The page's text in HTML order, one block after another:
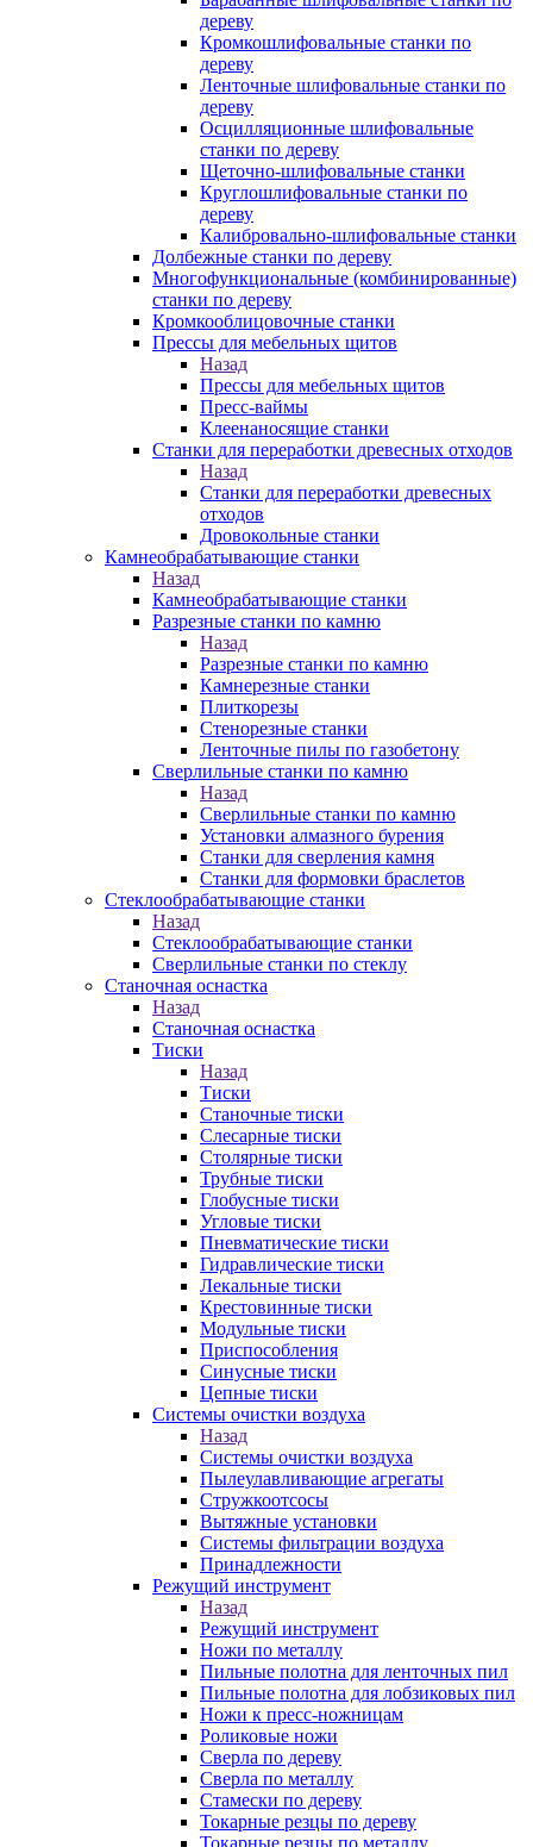
дереву
Кромкошлифовальные станки по
дереву
Ленточные шлифовальные станки по
дереву
Осцилляционные шлифовальные
станки по дереву
Щеточно-шлифовальные станки
Круглошлифовальные станки по
дереву
Калибровально-шлифовальные станки
Долбежные станки по дереву
Многофункциональные (комбинированные)
станки по дереву
Кромкооблицовочные станки
Прессы для мебельных щитов
Назад
Прессы для мебельных щитов
Пресс-ваймы
Клеенаносящие станки
Станки для переработки древесных отходов
Назад
Станки для переработки древесных
отходов
Дровокольные станки
Камнеобрабатывающие станки
Назад
Камнеобрабатывающие станки
Разрезные станки по камню
Назад
Разрезные станки по камню
Камнерезные станки
Плиткорезы
Стенорезные станки
Ленточные пилы по газобетону
Сверлильные станки по камню
Назад
Сверлильные станки по камню
Установки алмазного бурения
Станки для сверления камня
Станки для формовки браслетов
Стеклообрабатывающие станки
Назад
Стеклообрабатывающие станки
Сверлильные станки по стеклу
Станочная оснастка
Назад
Станочная оснастка
Тиски
Назад
Тиски
Станочные тиски
Слесарные тиски
Столярные тиски
Трубные тиски
Глобусные тиски
Угловые тиски
Пневматические тиски
Гидравлические тиски
Лекальные тиски
Крестовинные тиски
Модульные тиски
Приспособления
Синусные тиски
Цепные тиски
Системы очистки воздуха
Назад
Системы очистки воздуха
Пылеулавливающие агрегаты
Стружкоотсосы
Вытяжные установки
Системы фильтрации воздуха
Принадлежности
Режущий инструмент
Назад
Режущий инструмент
Ножи по металлу
Пильные полотна для ленточных пил
Пильные полотна для лобзиковых пил
Ножи к пресс-ножницам
Роликовые ножи
Сверла по дереву
Сверла по металлу
Стамески по дереву
Токарные резцы по дереву
Токарные резцы по металлу